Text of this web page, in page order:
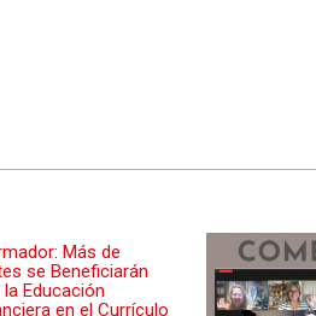
Más de
se Beneficiarán
Educación
en el Currículo